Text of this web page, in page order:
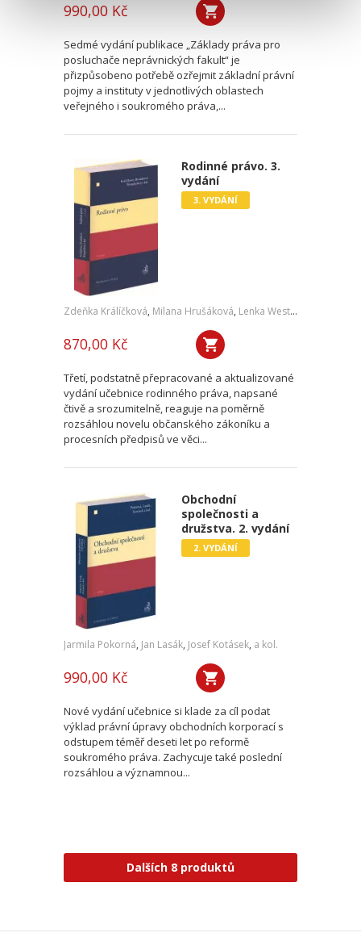
990,00 Kč
Sedmé vydání publikace „Základy práva pro
posluchače neprávnických fakult“ je
přizpůsobeno potřebě ozřejmit základní právní
pojmy a instituty v jednotlivých oblastech
veřejného i soukromého práva,...
Rodinné právo. 3.
vydání
3. VYDÁNÍ
Zdeňka Králíčková, Milana Hrušáková, Lenka Westphalová
870,00 Kč
Třetí, podstatně přepracované a aktualizované
vydání učebnice rodinného práva, napsané
čtivě a srozumitelně, reaguje na poměrně
rozsáhlou novelu občanského zákoníku a
procesních předpisů ve věci...
Obchodní
společnosti a
družstva. 2. vydání
2. VYDÁNÍ
Jarmila Pokorná, Jan Lasák, Josef Kotásek, a kol.
990,00 Kč
Nové vydání učebnice si klade za cíl podat
výklad právní úpravy obchodních korporací s
odstupem téměř deseti let po reformě
soukromého práva. Zachycuje také poslední
rozsáhlou a významnou...
Dalších 8 produktů